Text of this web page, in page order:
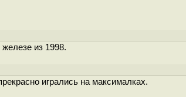
из 1998.
игрались на максималках.